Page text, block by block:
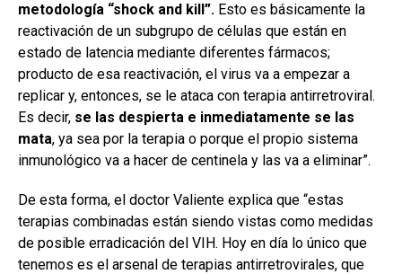
metodología “shock and kill”. Esto es básicamente la
reactivación de un subgrupo de células que están en
estado de latencia mediante diferentes fármacos;
producto de esa reactivación, el virus va a empezar a
replicar y, entonces, se le ataca con terapia antirretroviral.
Es decir, se las despierta e inmediatamente se las
mata, ya sea por la terapia o porque el propio sistema
inmunológico va a hacer de centinela y las va a eliminar”.
De esta forma, el doctor Valiente explica que “estas
terapias combinadas están siendo vistas como medidas
de posible erradicación del VIH. Hoy en día lo único que
tenemos es el arsenal de terapias antirretrovirales, que